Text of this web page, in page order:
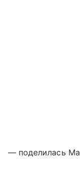
— поделилась